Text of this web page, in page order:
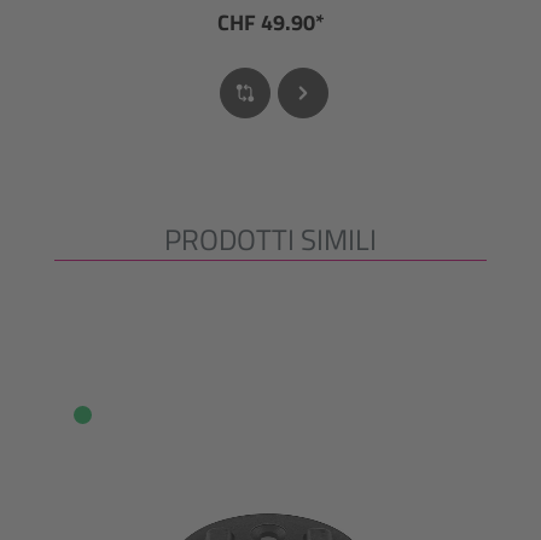
CHF 49.90*
Salta la galleria dei prodotti
PRODOTTI SIMILI